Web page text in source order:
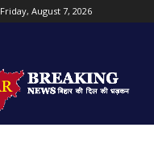
Friday, August 7, 2026
Breaking
news